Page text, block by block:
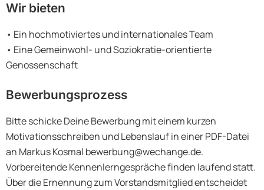
Wir bieten
• Ein hochmotiviertes und internationales Team
• Eine Gemeinwohl- und Soziokratie-orientierte
Genossenschaft
Bewerbungsprozess
Bitte schicke Deine Bewerbung mit einem kurzen
Motivationsschreiben und Lebenslauf in einer PDF-Datei
an Markus Kosmal bewerbung@wechange.de.
Vorbereitende Kennenlerngespräche finden laufend statt.
Über die Ernennung zum Vorstandsmitglied entscheidet